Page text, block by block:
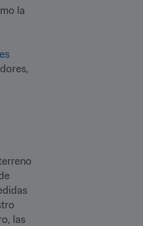
la
las